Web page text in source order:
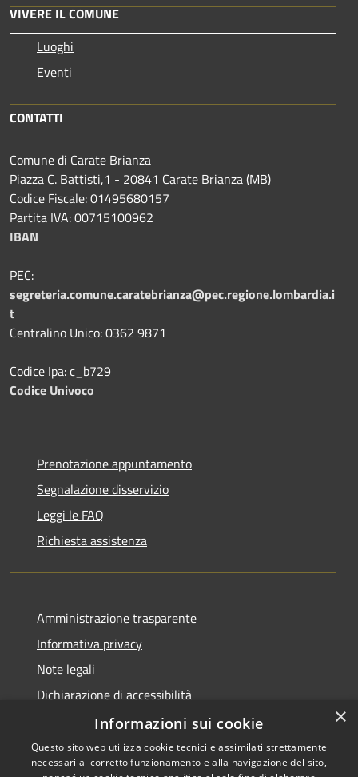
VIVERE IL COMUNE
Luoghi
Eventi
CONTATTI
Comune di Carate Brianza
Piazza C. Battisti,1 - 20841 Carate Brianza (MB)
Codice Fiscale: 01495680157
Partita IVA: 00715100962
IBAN
PEC:
segreteria.comune.caratebrianza@pec.regione.lombardia.i
t
Centralino Unico: 0362 9871
Codice Ipa: c_b729
Codice Univoco
Prenotazione appuntamento
Segnalazione disservizio
Leggi le FAQ
Richiesta assistenza
Amministrazione trasparente
Informativa privacy
Note legali
Dichiarazione di accessibilità
×
Informazioni sui cookie
Questo sito web utilizza cookie tecnici e assimilati strettamente
necessari al corretto funzionamento e alla navigazione del sito,